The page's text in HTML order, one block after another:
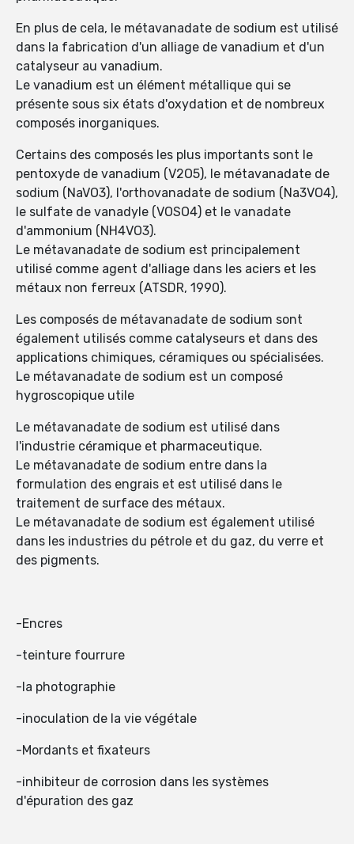
En plus de cela, le métavanadate de sodium est utilisé
dans la fabrication d'un alliage de vanadium et d'un
catalyseur au vanadium.
Le vanadium est un élément métallique qui se
présente sous six états d'oxydation et de nombreux
composés inorganiques.
Certains des composés les plus importants sont le
pentoxyde de vanadium (V2O5), le métavanadate de
sodium (NaVO3), l'orthovanadate de sodium (Na3VO4),
le sulfate de vanadyle (VOSO4) et le vanadate
d'ammonium (NH4VO3).
Le métavanadate de sodium est principalement
utilisé comme agent d'alliage dans les aciers et les
métaux non ferreux (ATSDR, 1990).
Les composés de métavanadate de sodium sont
également utilisés comme catalyseurs et dans des
applications chimiques, céramiques ou spécialisées.
Le métavanadate de sodium est un composé
hygroscopique utile
Le métavanadate de sodium est utilisé dans
l'industrie céramique et pharmaceutique.
Le métavanadate de sodium entre dans la
formulation des engrais et est utilisé dans le
traitement de surface des métaux.
Le métavanadate de sodium est également utilisé
dans les industries du pétrole et du gaz, du verre et
des pigments.
-Encres
-teinture fourrure
-la photographie
-inoculation de la vie végétale
-Mordants et fixateurs
-inhibiteur de corrosion dans les systèmes
d'épuration des gaz